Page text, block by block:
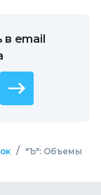
в email
/
"Ъ": Объемы